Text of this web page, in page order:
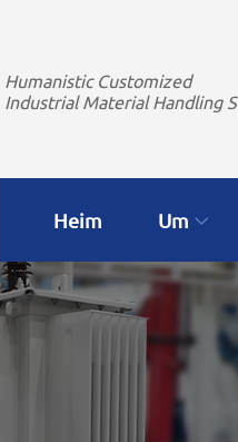
Humanistic Customized
Industrial Material Handling
Heim Um